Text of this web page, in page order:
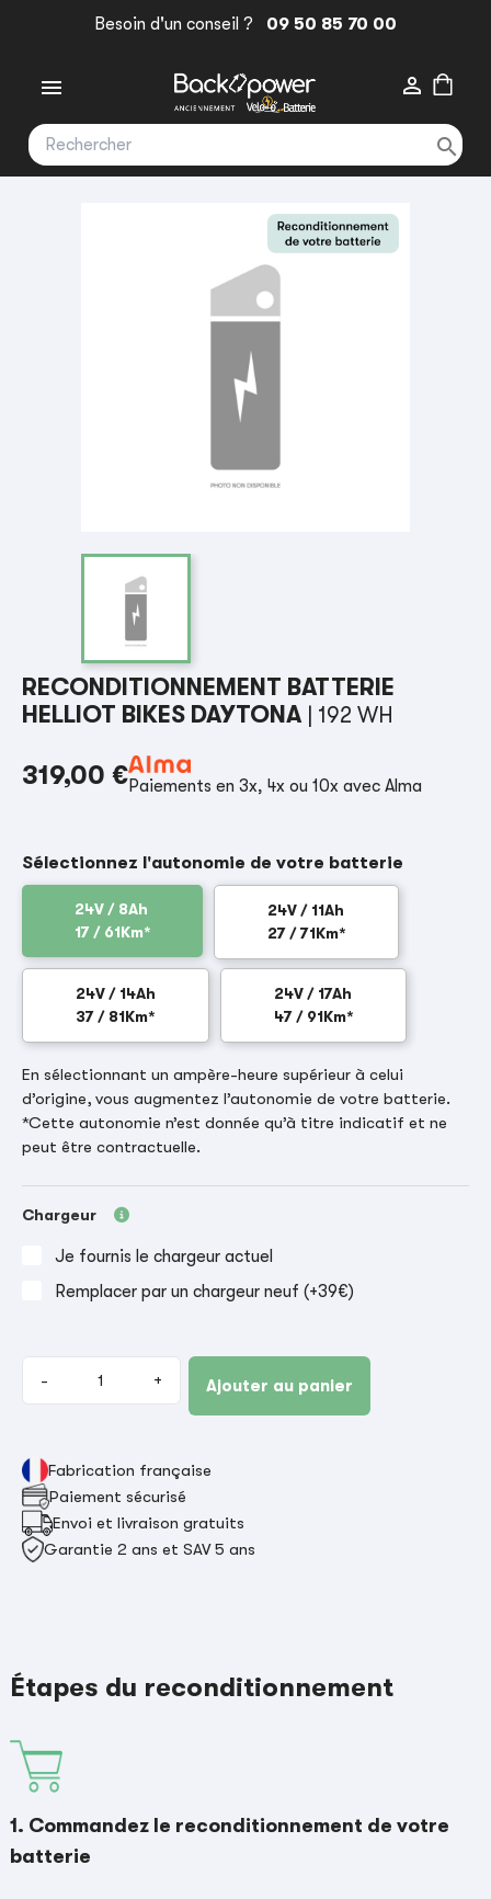
Besoin d'un conseil ? 09 50 85 70 00
 

RECONDITIONNEMENT BATTERIE
HELLIOT BIKES DAYTONA
| 192 WH
319,00 €Paiements en 3x, 4x ou 10x avec Alma
Sélectionnez l'autonomie de votre batterie
24V / 8Ah
17 / 61Km*
24V / 11Ah
27 / 71Km*
24V / 14Ah
37 / 81Km*
24V / 17Ah
47 / 91Km*
En sélectionnant un ampère-heure supérieur à celui
d’origine, vous augmentez l’autonomie de votre batterie.
*Cette autonomie n’est donnée qu’à titre indicatif et ne
peut être contractuelle.
Chargeur
Je fournis le chargeur actuel
Remplacer par un chargeur neuf (+39€)
- + Ajouter au panier
Fabrication française
Paiement sécurisé
Envoi et livraison gratuits
Garantie 2 ans et SAV 5 ans
Étapes du reconditionnement
1. Commandez le reconditionnement de votre
batterie